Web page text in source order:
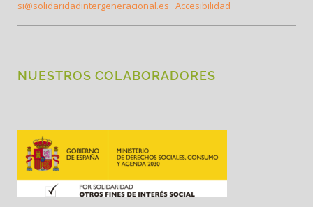
si@solidaridadintergeneracional.es Accesibilidad
NUESTROS COLABORADORES